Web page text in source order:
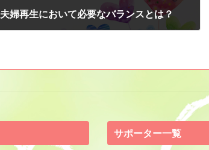
夫婦再生において必要なバランスとは？
サポーター一覧